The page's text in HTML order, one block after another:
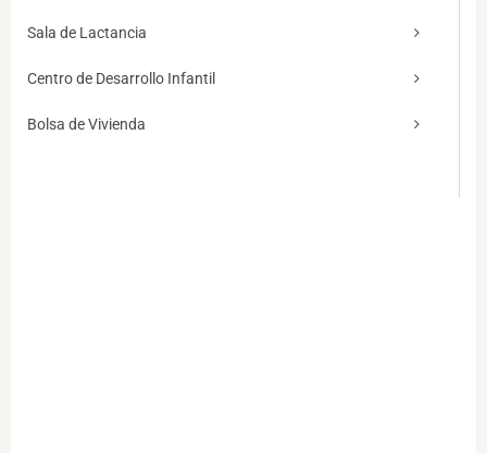
Sala de Lactancia
Centro de Desarrollo Infantil
Bolsa de Vivienda